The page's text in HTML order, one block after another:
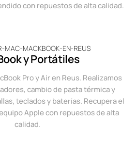
con repuestos de alta calidad.
y Portátiles
Pro y Air en Reus. Realizamos
cambio de pasta térmica y
teclados y baterías. Recupera el
Apple con repuestos de alta
calidad.